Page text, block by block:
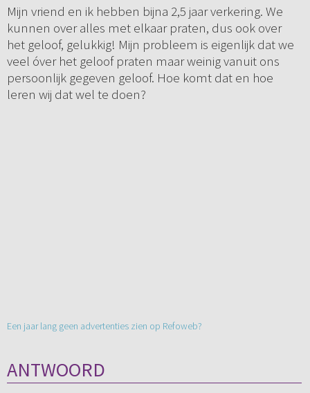
Mijn vriend en ik hebben bijna 2,5 jaar verkering. We
kunnen over alles met elkaar praten, dus ook over
het geloof, gelukkig! Mijn probleem is eigenlijk dat we
veel óver het geloof praten maar weinig vanuit ons
persoonlijk gegeven geloof. Hoe komt dat en hoe
leren wij dat wel te doen?
Een jaar lang geen advertenties zien op Refoweb?
ANTWOORD